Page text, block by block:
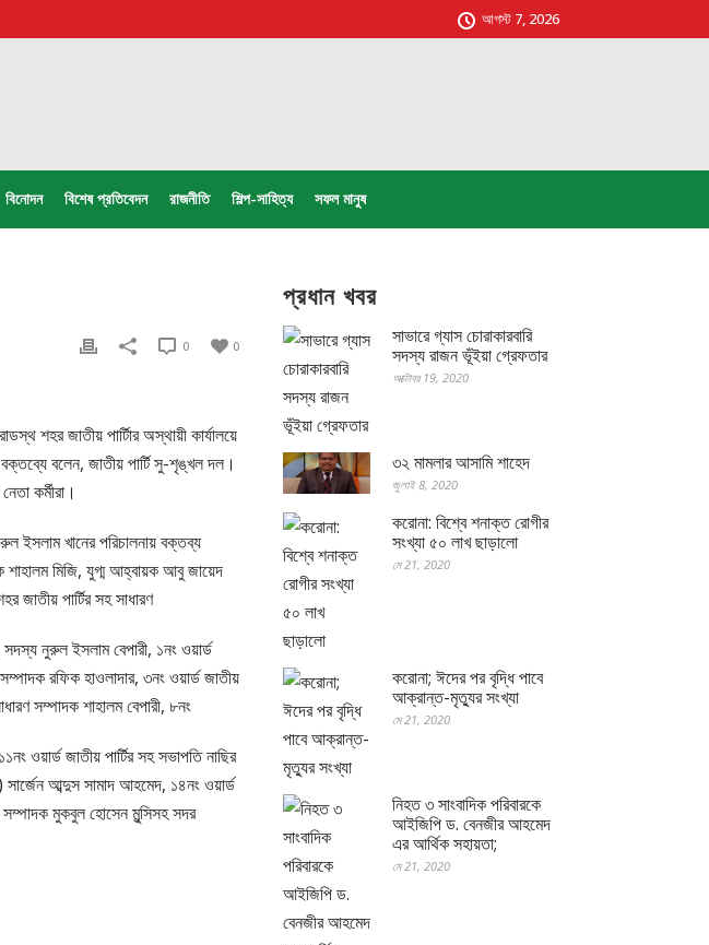
আগস্ট 7, 2026
বিনোদন বিশেষ প্রতিবেদন রাজনীতি শিল্প-সাহিত্য সফল মানুষ
0
0
শহর জাতীয় পার্টিার অস্থায়ী কার্যালয়ে
বক্তব্যে বলেন, জাতীয় পার্টি সু-শৃঙ্খল দল।
কর্মীরা।
ইসলাম খানের পরিচালনায় বক্তব্য
শাহালম মিজি, যুগ্ম আহ্বায়ক আবু জায়েদ
জাতীয় পার্টির সহ সাধারণ
নুরুল ইসলাম বেপারী, ১নং ওয়ার্ড
রফিক হাওলাদার, ৩নং ওয়ার্ড জাতীয়
সম্পাদক শাহালম বেপারী, ৮নং
ওয়ার্ড জাতীয় পার্টির সহ সভাপতি নাছির
আব্দুস সামাদ আহমেদ, ১৪নং ওয়ার্ড
সম্পাদক মুকবুল হোসেন মুন্সিসহ সদর
প্রধান খবর
সাভারে গ্যাস চোরাকারবারি
সদস্য রাজন ভূঁইয়া গ্রেফতার
অক্টোবর 19, 2020
৩২ মামলার আসামি শাহেদ
জুলাই 8, 2020
করোনা: বিশ্বে শনাক্ত রোগীর
সংখ্যা ৫০ লাখ ছাড়ালো
মে 21, 2020
করোনা; ঈদের পর বৃদ্ধি পাবে
আক্রান্ত-মৃত্যুর সংখ্যা
মে 21, 2020
নিহত ৩ সাংবাদিক পরিবারকে
আইজিপি ড. বেনজীর আহমেদ
এর আর্থিক সহায়তা;
মে 21, 2020